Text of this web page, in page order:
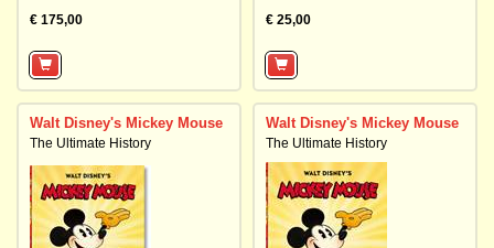
€ 175,00
€ 25,00
Walt Disney's Mickey Mouse
The Ultimate History
Walt Disney's Mickey Mouse
The Ultimate History